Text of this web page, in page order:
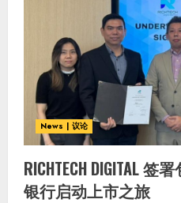
News | 议论
RICHTECH DIGITAL 签
银行启动上市之旅